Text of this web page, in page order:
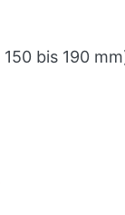
bis 190